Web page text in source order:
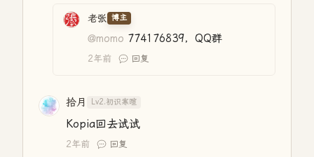
老张 博主
@momo 774176839，QQ群
2年前 回复
拾月 Lv2.初识寒暄
Kopia回去试试
2年前 回复